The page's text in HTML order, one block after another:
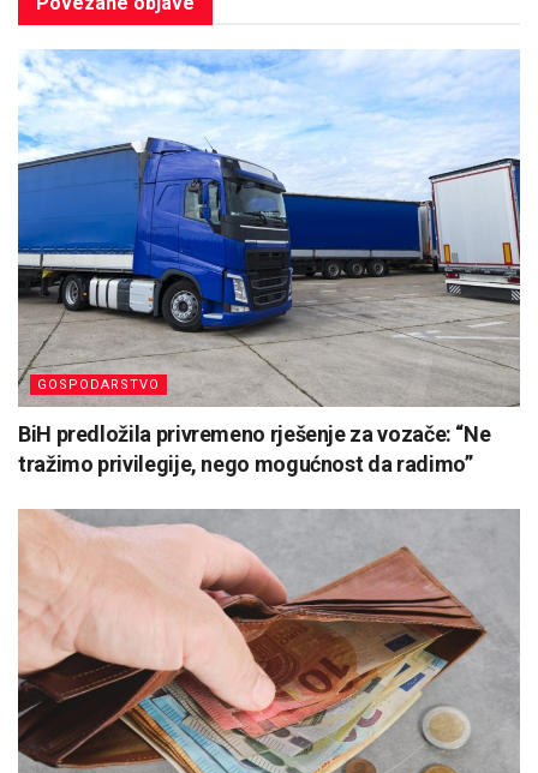
GOSPODARSTVO
BiH predložila privremeno rješenje za vozače: “Ne
tražimo privilegije, nego mogućnost da radimo”